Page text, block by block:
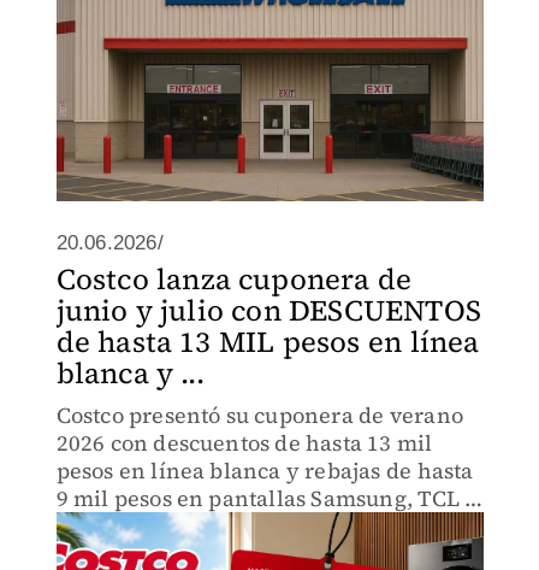
20.06.2026/
Costco lanza cuponera de
junio y julio con DESCUENTOS
de hasta 13 MIL pesos en línea
blanca y ...
Costco presentó su cuponera de verano
2026 con descuentos de hasta 13 mil
pesos en línea blanca y rebajas de hasta
9 mil pesos en pantallas Samsung, TCL e
Hisense